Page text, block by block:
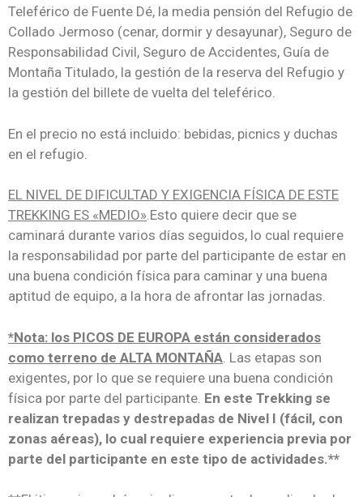
Teleférico de Fuente Dé, la media pensión del Refugio de
Collado Jermoso (cenar, dormir y desayunar), Seguro de
Responsabilidad Civil, Seguro de Accidentes, Guía de
Montaña Titulado, la gestión de la reserva del Refugio y
la gestión del billete de vuelta del teleférico.
En el precio no está incluido: bebidas, picnics y duchas
en el refugio.
EL NIVEL DE DIFICULTAD Y EXIGENCIA FÍSICA DE ESTE
TREKKING ES «MEDIO».Esto quiere decir que se
caminará durante varios días seguidos, lo cual requiere
la responsabilidad por parte del participante de estar en
una buena condición física para caminar y una buena
aptitud de equipo, a la hora de afrontar las jornadas.
*Nota: los PICOS DE EUROPA están considerados
como terreno de ALTA MONTAÑA . Las etapas son
exigentes, por lo que se requiere una buena condición
física por parte del participante. En este Trekking se
realizan trepadas y destrepadas de Nivel I (fácil, con
zonas aéreas), lo cual requiere experiencia previa por
parte del participante en este tipo de actividades.**